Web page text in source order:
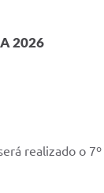
2026
realizado o